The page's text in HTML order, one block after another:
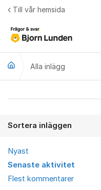
Hoppa till innehåll
Till vår hemsida
Alla inlägg
Sortera inläggen
Nyast
Senaste aktivitet
Flest kommentarer